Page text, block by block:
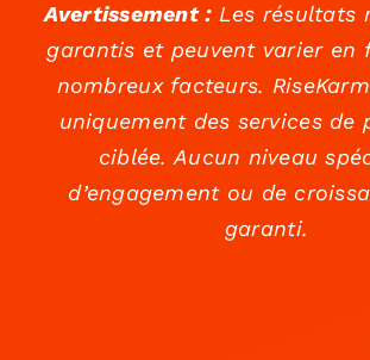
Avertissement :Les résultats
garantis et peuvent varier en
nombreux facteurs.
uniquement des services de
ciblée. Aucun niveau
d’engagement ou de
garanti.